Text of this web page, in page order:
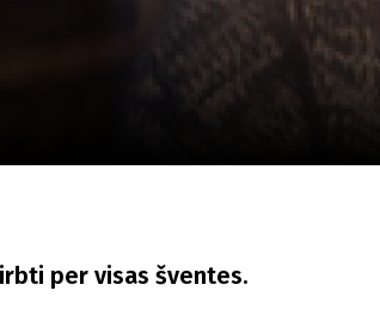
per visas šventes.